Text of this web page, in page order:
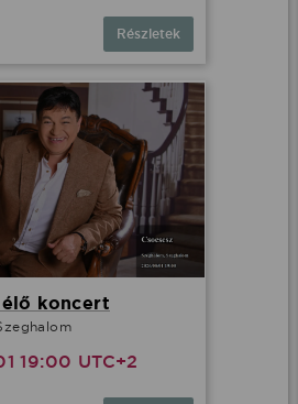
Részletek
élő koncert
19:00 UTC+2